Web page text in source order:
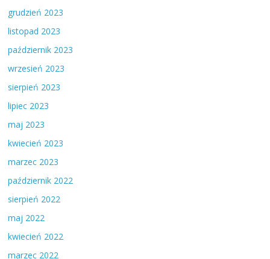
grudzień 2023
listopad 2023
październik 2023
wrzesień 2023
sierpień 2023
lipiec 2023
maj 2023
kwiecień 2023
marzec 2023
październik 2022
sierpień 2022
maj 2022
kwiecień 2022
marzec 2022